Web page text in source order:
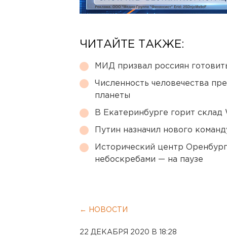
ЧИТАЙТЕ ТАКЖЕ:
МИД призвал россиян
Численность человечества
планеты
В Екатеринбурге горит склад
Путин назначил нового
Исторический центр
небоскребами — на паузе
← НОВОСТИ
22 ДЕКАБРЯ 2020 В 18:28